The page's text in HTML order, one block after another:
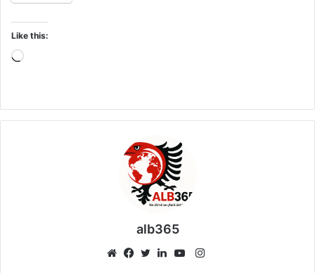
Like this:
Loading…
alb365
Instagram